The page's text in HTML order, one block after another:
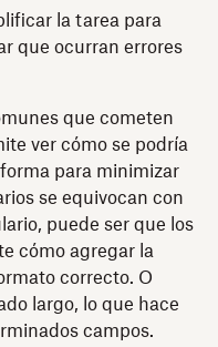
la tarea para
que ocurran errores
que cometen
ver cómo se podría
para minimizar
se equivocan con
puede ser que los
cómo agregar la
correcto. O
largo, lo que hace
campos.